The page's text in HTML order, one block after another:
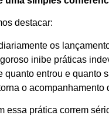
destacar:
os
inibe práticas
quanto entrou e quanto
o
essa prática correm